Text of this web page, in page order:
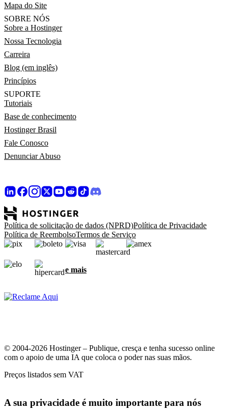
Mapa do Site
SOBRE NÓS
Sobre a Hostinger
Nossa Tecnologia
Carreira
Blog (em inglês)
Princípios
SUPORTE
Tutoriais
Base de conhecimento
Hostinger Brasil
Fale Conosco
Denunciar Abuso
Política de solicitação de dados (NPRD)Política de Privacidade
Política de ReembolsoTermos de Serviço
e mais
© 2004-2026 Hostinger – Publique, cresça e tenha sucesso online
com o apoio de uma IA que coloca o poder nas suas mãos.
Preços listados sem VAT
A sua privacidade é muito importante para nós